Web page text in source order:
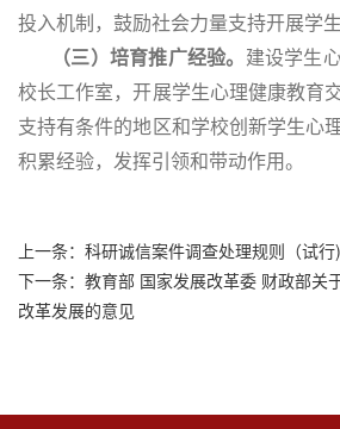
投入机制，鼓励社会力量支持开展学
（三）培育推广经验。 建设学生
校长工作室，开展学生心理健康教育
支持有条件的地区和学校创新学生心
积累经验，发挥引领和带动作用。
上一条： 科研诚信案件调查处理规则（试行)
下一条： 教育部 国家发展改革委 财政部关
改革发展的意见